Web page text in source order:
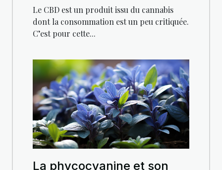
Le CBD est un produit issu du cannabis
dont la consommation est un peu critiquée.
C’est pour cette...
La phycocyanine et son